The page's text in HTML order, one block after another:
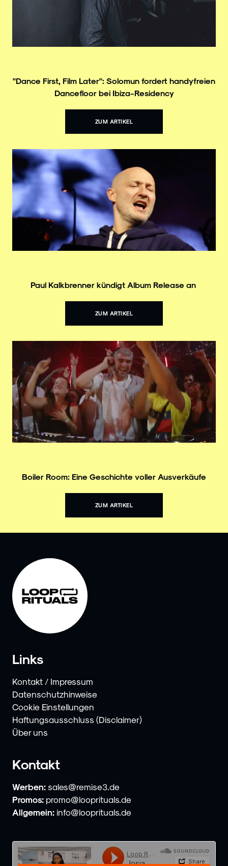
"Dance First, Film Later": Solomun fordert handyfreien
Dancefloor bei Ibiza-Residency
ZUM ARTIKEL
Paul Kalkbrenner kündigt Album Release an
ZUM ARTIKEL
Boiler Room: Eine Geschichte voller Ausverkäufe
ZUM ARTIKEL
Links
Kontakt / Impressum
Datenschutzhinweise
Cookie Einstellungen
Haftungsausschluss (Disclaimer)
Über uns
Kontakt
Werben: sales@remise3.de
Promos: promo@looprituals.de
Allgemein: info@looprituals.de